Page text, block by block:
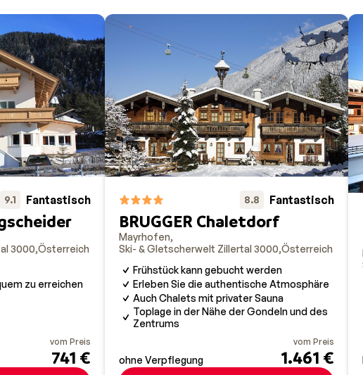
9.1 Fantastisch
3000 Österreich
zu erreichen
vom Preis
741 €
8.8 Fantastisch
BRUGGER Chaletdorf
Mayrhofen
Ski- & Gletscherwelt Zillertal 3000 Österreich
Frühstück kann gebucht werden
Erleben Sie die authentische Atmosphäre
Auch Chalets mit privater Sauna
Toplage in der Nähe der Gondeln und des
Zentrums
ohne Verpflegung
vom Preis
1.461 €